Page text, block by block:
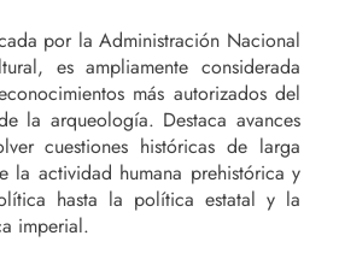
por la Administración Nacional
es ampliamente considerada
más autorizados del
la arqueología. Destaca avances
cuestiones históricas de larga
la actividad humana prehistórica y
hasta la política estatal y la
imperial.